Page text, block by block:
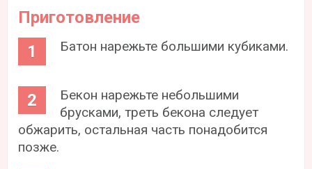
Приготовление
Батон нарежьте большими кубиками.
Бекон нарежьте небольшими
брусками, треть бекона следует
обжарить, остальная часть понадобится
позже.